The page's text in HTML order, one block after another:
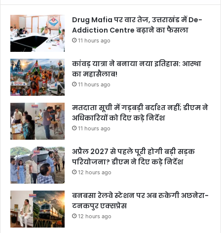
Drug Mafia पर वार तेज, उत्तराखंड में De-
Addiction Centre बढ़ाने का फैसला
11 hours ago
कांवड़ यात्रा ने बनाया नया इतिहास: आस्था
का महासैलाब!
11 hours ago
मतदाता सूची में गड़बड़ी बर्दाश्त नहीं; डीएम ने
अधिकारियों को दिए कड़े निर्देश
11 hours ago
अप्रैल 2027 से पहले पूरी होगी बड़ी सड़क
परियोजना? डीएम ने दिए कड़े निर्देश
12 hours ago
बनबसा रेलवे स्टेशन पर अब रुकेगी अछनेरा-
टनकपुर एक्सप्रेस
12 hours ago